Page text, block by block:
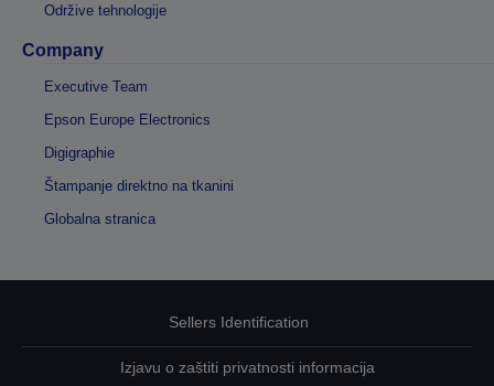
Održive tehnologije
Company
Executive Team
Epson Europe Electronics
Digigraphie
Štampanje direktno na tkanini
Globalna stranica
Sellers Identification
Izjavu o zaštiti privatnosti informacija